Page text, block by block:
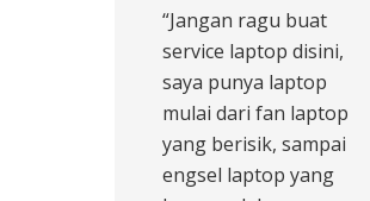
“Jangan ragu buat
service laptop disini,
saya punya laptop
mulai dari fan laptop
yang berisik, sampai
engsel laptop yang